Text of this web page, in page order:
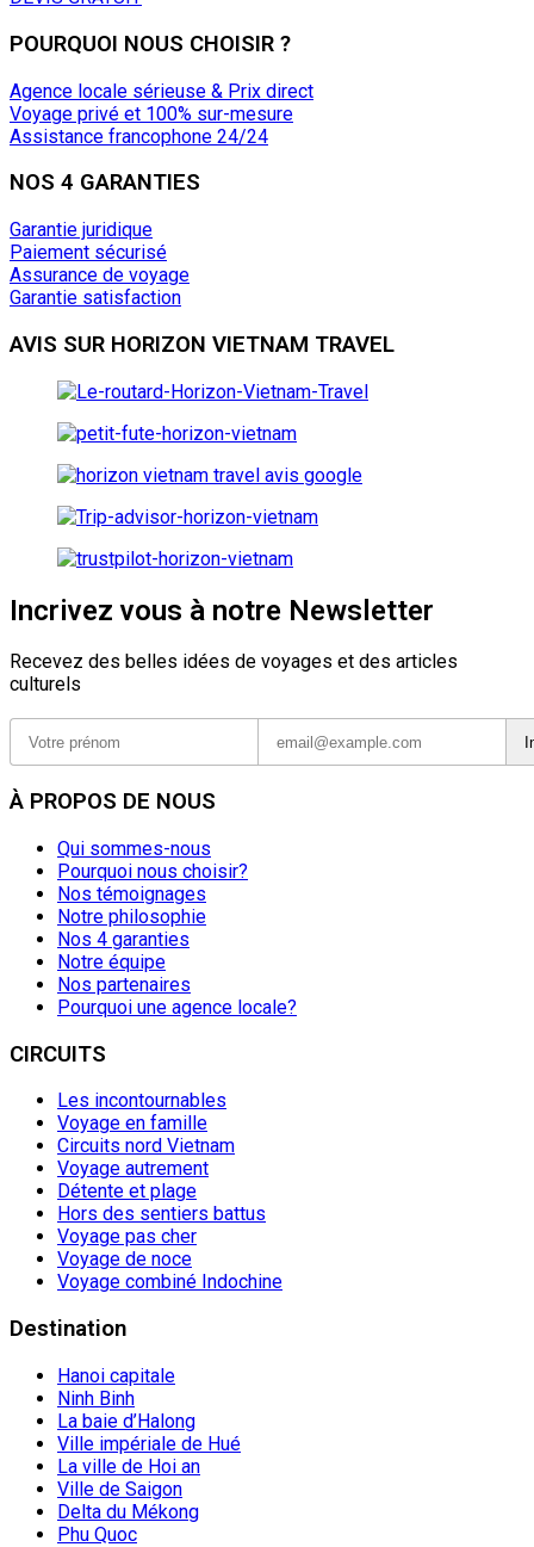
POURQUOI NOUS CHOISIR ?
Agence locale sérieuse & Prix direct
Voyage privé et 100% sur-mesure
Assistance francophone 24/24
NOS 4 GARANTIES
Garantie juridique
Paiement sécurisé
Assurance de voyage
Garantie satisfaction
AVIS SUR HORIZON VIETNAM TRAVEL
Incrivez vous à notre Newsletter
Recevez des belles idées de voyages et des articles
culturels
À PROPOS DE NOUS
Qui sommes-nous
Pourquoi nous choisir?
Nos témoignages
Notre philosophie
Nos 4 garanties
Notre équipe
Nos partenaires
Pourquoi une agence locale?
CIRCUITS
Les incontournables
Voyage en famille
Circuits nord Vietnam
Voyage autrement
Détente et plage
Hors des sentiers battus
Voyage pas cher
Voyage de noce
Voyage combiné Indochine
Destination
Hanoi capitale
Ninh Binh
La baie d’Halong
Ville impériale de Hué
La ville de Hoi an
Ville de Saigon
Delta du Mékong
Phu Quoc